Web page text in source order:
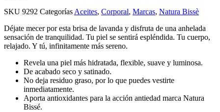
SKU 9292 Categorías Aceites, Corporal, Marcas, Natura Bissè
Déjate mecer por esta brisa de lavanda y disfruta de una anhelada
sensación de tranquilidad. Tu piel se sentirá espléndida. Tu cuerpo,
relajado. Y tú, infinitamente más sereno.
Revela una piel más hidratada, flexible, suave y luminosa.
De acabado seco y satinado.
No deja residuo graso, por lo que puedes vestirte
inmediatamente.
Aporta antioxidantes para la acción antiedad marca Natura
Bissé.